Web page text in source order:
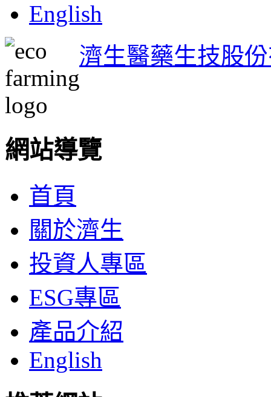
English
濟生醫藥生技股
網站導覽
首頁
關於濟生
投資人專區
ESG專區
產品介紹
English